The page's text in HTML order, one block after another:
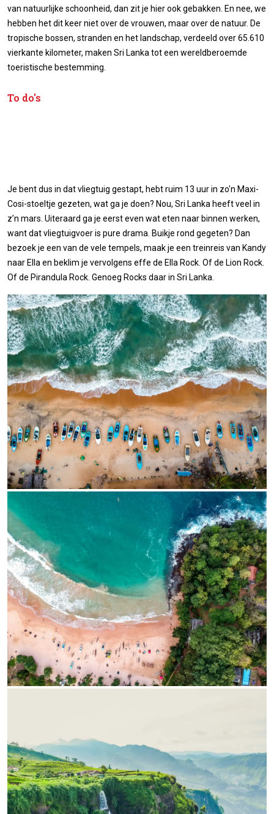
van natuurlijke schoonheid, dan zit je hier ook gebakken. En nee, we
hebben het dit keer niet over de vrouwen, maar over de natuur. De
tropische bossen, stranden en het landschap, verdeeld over 65.610
vierkante kilometer, maken Sri Lanka tot een wereldberoemde
toeristische bestemming.
To do's
Je bent dus in dat vliegtuig gestapt, hebt ruim 13 uur in zo'n Maxi-
Cosi-stoeltje gezeten, wat ga je doen? Nou, Sri Lanka heeft veel in
z’n mars. Uiteraard ga je eerst even wat eten naar binnen werken,
want dat vliegtuigvoer is pure drama. Buikje rond gegeten? Dan
bezoek je een van de vele tempels, maak je een treinreis van Kandy
naar Ella en beklim je vervolgens effe de Ella Rock. Of de Lion Rock.
Of de Pirandula Rock. Genoeg Rocks daar in Sri Lanka.